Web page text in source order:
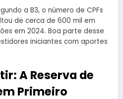
a B3, o número de CPFs
de cerca de 600 mil em
em 2024. Boa parte desse
iniciantes com aportes
A Reserva de
Primeiro